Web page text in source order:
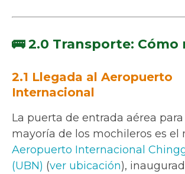
🚌 2.0 Transporte: Cómo
2.1 Llegada al Aeropuerto
Internacional
La puerta de entrada aérea
mayoría de los mochileros es el
Aeropuerto Internacional
(UBN) (ver ubicación),